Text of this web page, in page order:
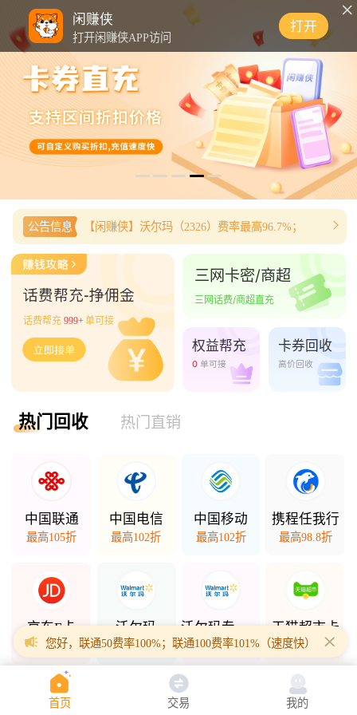
闲赚侠
打开闲赚侠APP访问
打开
公告信息 【闲赚侠】沃尔玛（2326）费率最高96.7%；
话费帮充 999+ 单可接
三网卡密/商超
三网话费/商超直充
权益帮充
0 单可接
卡券回收
高价回收
热门回收 热门直销
中国联通
最高105折
中国电信
最高102折
中国移动
最高102折
携程任我行
最高98.8折
京东E卡
最高98折
沃尔玛
最高98.5折
沃尔玛专项卡
最高94.3折
天猫超市卡
最高94.7折
您好，联通50费率100%；联通100费率101%（速度快）；联通
首页 交易 我的